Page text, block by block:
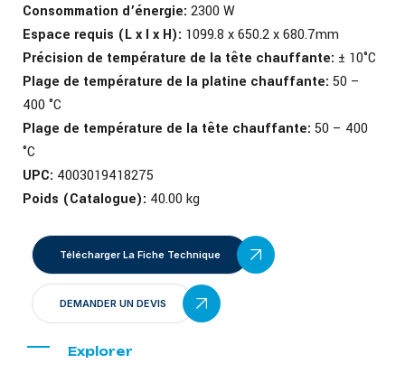
Consommation d’énergie: 2300 W
Espace requis (L x l x H): 1099.8 x 650.2 x 680.7mm
Précision de température de la tête chauffante: ± 10°C
Plage de température de la platine chauffante: 50 –
400 °C
Plage de température de la tête chauffante: 50 – 400
°C
UPC: 4003019418275
Poids (Catalogue): 40.00 kg
Télécharger La Fiche Technique
DEMANDER UN DEVIS
Explorer